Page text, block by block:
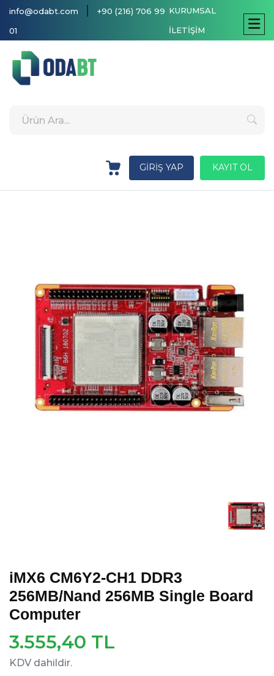
info@odabt.com |
+90 (216) 706 99
01
KURUMSAL
İLETİŞİM
GİRİŞ YAP KAYIT OL
iMX6 CM6Y2-CH1 DDR3
256MB/Nand 256MB Single Board
Computer
3.555,40 TL
KDV dahildir.